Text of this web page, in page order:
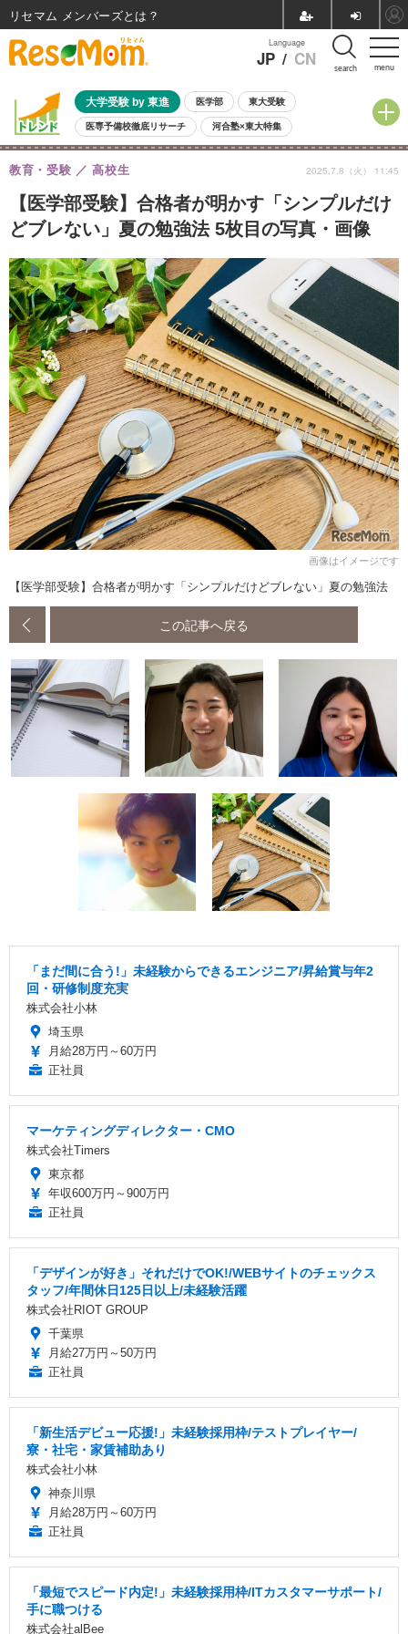
menu
Language
JP / CN search
大学受験 by 東進 医学部 東大受験
医専予備校徹底リサーチ 河合塾×東大特集
親子で考える大学選び 高校受験 中学受験 小学校受験
共通テスト 夏休み
8月開催イベント・WS 全国公立高校 過去問 人気記事
自由研究教材（小学生向け） 自由研究教材（中学生向け） ランキング
【医学部受験】合格者が明かす「シンプルだけ
どブレない」夏の勉強法 5枚目の写真・画像
教育・受験 高校生 2025.7.8（火） 11:45
画像はイメージです
【医学部受験】合格者が明かす「シンプルだけどブレない」夏の勉強法
この記事へ戻る
「まだ間に合う!」未経験からできるエンジニア/昇給賞与年2
回・研修制度充実
株式会社小林
埼玉県
月給28万円～60万円
正社員
マーケティングディレクター・CMO
株式会社Timers
東京都
年収600万円～900万円
正社員
「デザインが好き」それだけでOK!/WEBサイトのチェックス
タッフ/年間休日125日以上/未経験活躍
株式会社RIOT GROUP
千葉県
月給27万円～50万円
正社員
「新生活デビュー応援!」未経験採用枠/テストプレイヤー/
寮・社宅・家賃補助あり
株式会社小林
神奈川県
月給28万円～60万円
正社員
「最短でスピード内定!」未経験採用枠/ITカスタマーサポート/
手に職つける
株式会社alBee
リセマム メンバーズ